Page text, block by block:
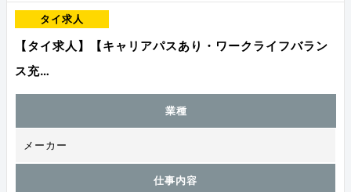
タイ求人
【タイ求人】【キャリアパスあり・ワークライフバラン
ス充…
業種
メーカー
仕事内容